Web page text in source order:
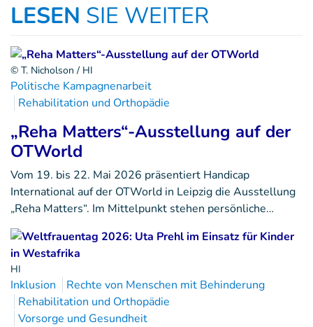
LESEN SIE WEITER
© T. Nicholson / HI
Politische Kampagnenarbeit
Rehabilitation und Orthopädie
„Reha Matters“-Ausstellung auf der
OTWorld
Vom 19. bis 22. Mai 2026 präsentiert Handicap
International auf der OTWorld in Leipzig die Ausstellung
„Reha Matters“. Im Mittelpunkt stehen persönliche…
HI
Inklusion
Rechte von Menschen mit Behinderung
Rehabilitation und Orthopädie
Vorsorge und Gesundheit